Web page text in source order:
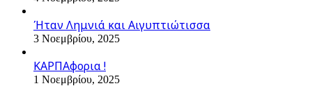
Ήταν Λημνιά και Αιγυπτιώτισσα
3 Νοεμβρίου, 2025
ΚΑΡΠΑφορια !
1 Νοεμβρίου, 2025